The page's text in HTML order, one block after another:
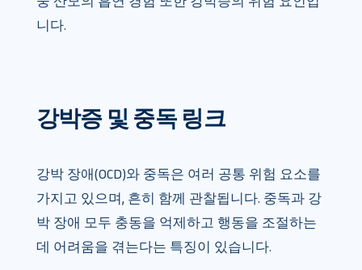
니다.
강박증 및 중독 링크
강박 장애(OCD)와 중독은 여러 공통 위험 요소를
가지고 있으며, 흔히 함께 관찰됩니다. 중독과 강
박 장애 모두 충동을 억제하고 행동을 조절하는
데 어려움을 겪는다는 특징이 있습니다.